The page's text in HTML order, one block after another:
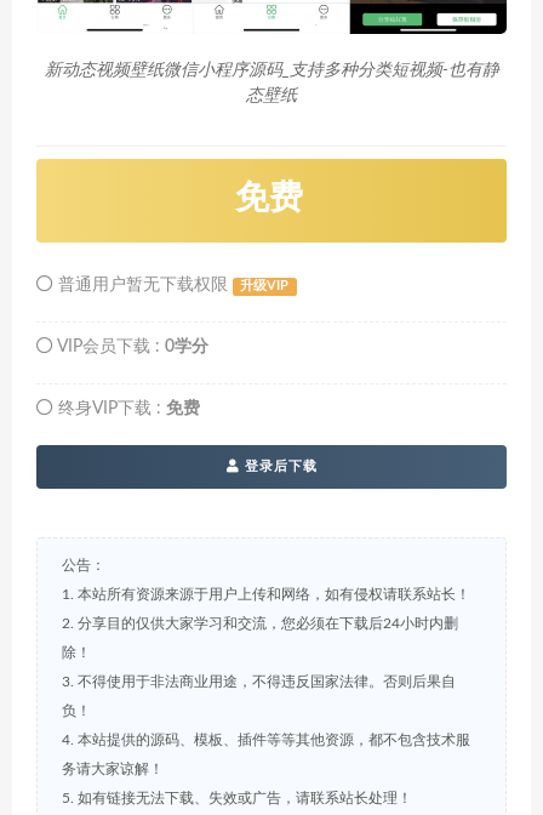
新动态视频壁纸微信小程序源码_支持多种分类短视频-也有静
态壁纸
免费
普通用户暂无下载权限 升级VIP
VIP会员下载 : 0学分
终身VIP下载 : 免费
登录后下载
公告：
1. 本站所有资源来源于用户上传和网络，如有侵权请联系站长！
2. 分享目的仅供大家学习和交流，您必须在下载后24小时内删
除！
3. 不得使用于非法商业用途，不得违反国家法律。否则后果自
负！
4. 本站提供的源码、模板、插件等等其他资源，都不包含技术服
务请大家谅解！
5. 如有链接无法下载、失效或广告，请联系站长处理！